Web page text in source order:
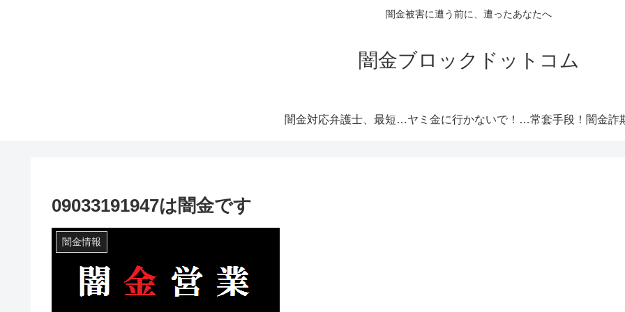
闇金被害に遭う前に、遭ったあなたへ
闇金ブロックドットコム
闇金対応弁護士、最短即日解決！ ヤミ金に行かないで！厳選オススメ消費者金融
09033191947は闇金です
闇金情報